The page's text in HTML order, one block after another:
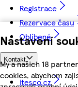
Nastavení
My a našich 18
cookies, abychom
Registrace
Rezervace času
Oblíbené
Kontakt
itesco.cz